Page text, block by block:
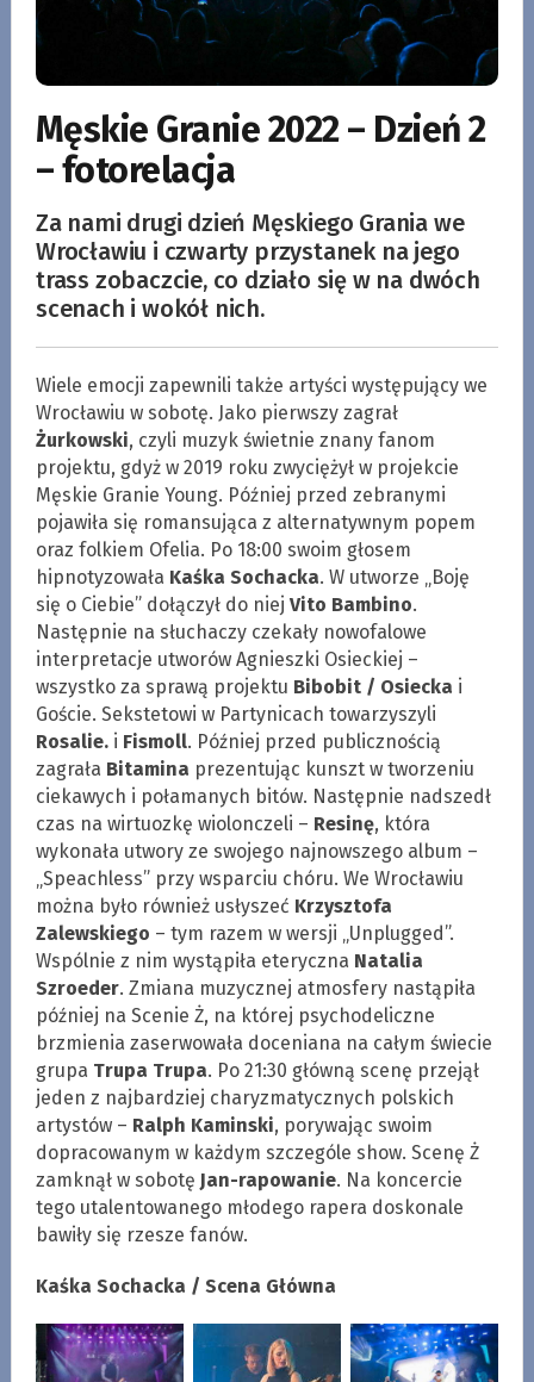
Męskie Granie 2022 – Dzień 2
– fotorelacja
Za nami drugi dzień Męskiego Grania we
Wrocławiu i czwarty przystanek na jego
trass zobaczcie, co działo się w na dwóch
scenach i wokół nich.
Wiele emocji zapewnili także artyści występujący we
Wrocławiu w sobotę. Jako pierwszy zagrał
Żurkowski, czyli muzyk świetnie znany fanom
projektu, gdyż w 2019 roku zwyciężył w projekcie
Męskie Granie Young. Później przed zebranymi
pojawiła się romansująca z alternatywnym popem
oraz folkiem Ofelia. Po 18:00 swoim głosem
hipnotyzowała Kaśka Sochacka. W utworze „Boję
się o Ciebie” dołączył do niej Vito Bambino.
Następnie na słuchaczy czekały nowofalowe
interpretacje utworów Agnieszki Osieckiej –
wszystko za sprawą projektu Bibobit / Osiecka i
Goście. Sekstetowi w Partynicach towarzyszyli
Rosalie.i Fismoll. Później przed publicznością
zagrała Bitamina prezentując kunszt w tworzeniu
ciekawych i połamanych bitów. Następnie nadszedł
czas na wirtuozkę wiolonczeli – Resinę, która
wykonała utwory ze swojego najnowszego album –
„Speachless” przy wsparciu chóru. We Wrocławiu
można było również usłyszeć Krzysztofa
Zalewskiego – tym razem w wersji „Unplugged”.
Wspólnie z nim wystąpiła eteryczna Natalia
Szroeder. Zmiana muzycznej atmosfery nastąpiła
później na Scenie Ż, na której psychodeliczne
brzmienia zaserwowała doceniana na całym świecie
grupa Trupa Trupa. Po 21:30 główną scenę przejął
jeden z najbardziej charyzmatycznych polskich
artystów – Ralph Kaminski, porywając swoim
dopracowanym w każdym szczególe show. Scenę Ż
zamknął w sobotę Jan-rapowanie. Na koncercie
tego utalentowanego młodego rapera doskonale
bawiły się rzesze fanów.
Kaśka Sochacka / Scena Główna